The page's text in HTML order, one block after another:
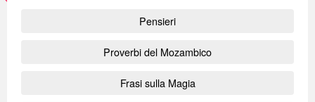
Pensieri
Proverbi del Mozambico
Frasi sulla Magia